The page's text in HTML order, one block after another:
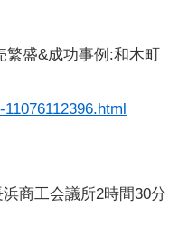
繁盛&成功事例:和木町
商工会議所2時間30分